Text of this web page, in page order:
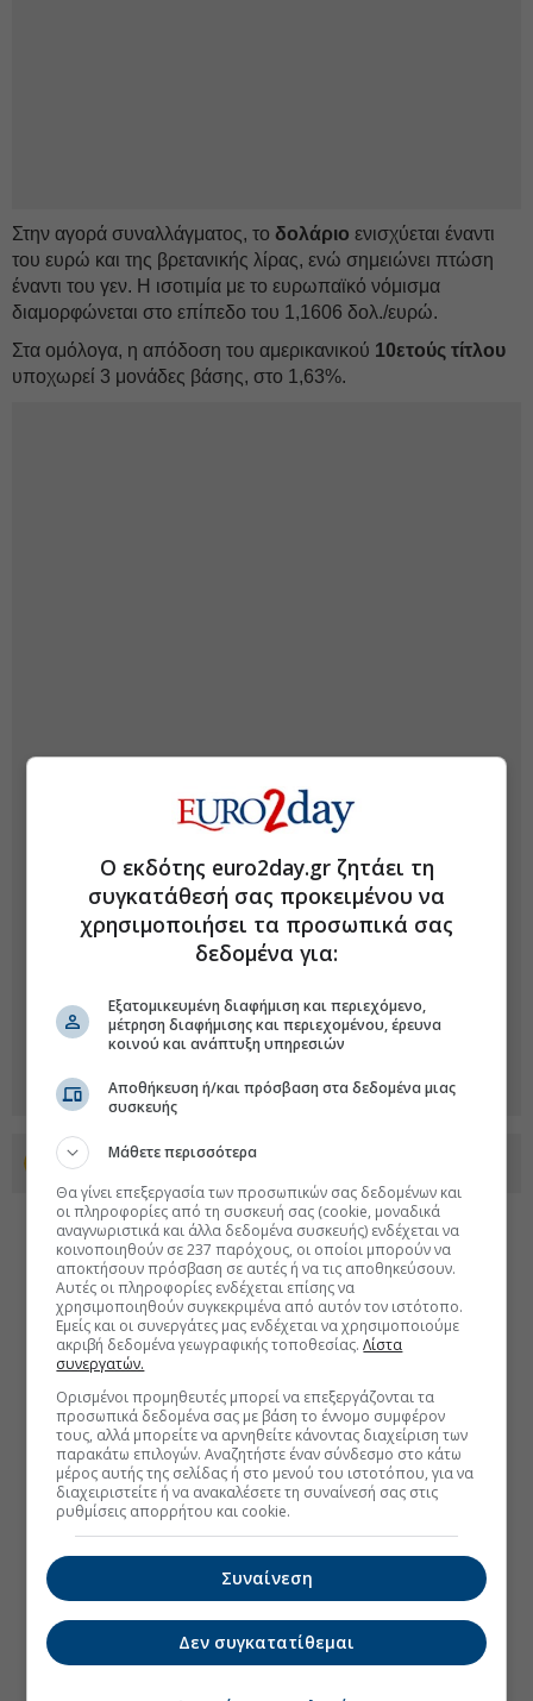
Στην αγορά συναλλάγματος, το δολάριο ενισχύεται έναντι
του ευρώ και της βρετανικής λίρας, ενώ σημειώνει πτώση
έναντι του γεν. Η ισοτιμία με το ευρωπαϊκό νόμισμα
διαμορφώνεται στο επίπεδο του 1,1606 δολ./ευρώ.
Στα ομόλογα, η απόδοση του αμερικανικού 10ετούς τίτλου
υποχωρεί 3 μονάδες βάσης, στο 1,63%.
Προσθέστε το euro2day.gr στο Discover
Ο εκδότης euro2day.gr ζητάει τη
συγκατάθεσή σας προκειμένου να
χρησιμοποιήσει τα προσωπικά σας
δεδομένα για:
Εξατομικευμένη διαφήμιση και περιεχόμενο,
μέτρηση διαφήμισης και περιεχομένου, έρευνα
κοινού και ανάπτυξη υπηρεσιών
Αποθήκευση ή/και πρόσβαση στα δεδομένα μιας
συσκευής
Μάθετε περισσότερα
Θα γίνει επεξεργασία των προσωπικών σας δεδομένων και
οι πληροφορίες από τη συσκευή σας (cookie, μοναδικά
αναγνωριστικά και άλλα δεδομένα συσκευής) ενδέχεται να
κοινοποιηθούν σε 237 παρόχους, οι οποίοι μπορούν να
αποκτήσουν πρόσβαση σε αυτές ή να τις αποθηκεύσουν.
Αυτές οι πληροφορίες ενδέχεται επίσης να
χρησιμοποιηθούν συγκεκριμένα από αυτόν τον ιστότοπο.
Εμείς και οι συνεργάτες μας ενδέχεται να χρησιμοποιούμε
ακριβή δεδομένα γεωγραφικής τοποθεσίας.Λίστα
συνεργατών.
Ορισμένοι προμηθευτές μπορεί να επεξεργάζονται τα
προσωπικά δεδομένα σας με βάση το έννομο συμφέρον
τους, αλλά μπορείτε να αρνηθείτε κάνοντας διαχείριση των
παρακάτω επιλογών. Αναζητήστε έναν σύνδεσμο στο κάτω
μέρος αυτής της σελίδας ή στο μενού του ιστοτόπου, για να
διαχειριστείτε ή να ανακαλέσετε τη συναίνεσή σας στις
ρυθμίσεις απορρήτου και cookie.
Συναίνεση
Δεν συγκατατίθεμαι